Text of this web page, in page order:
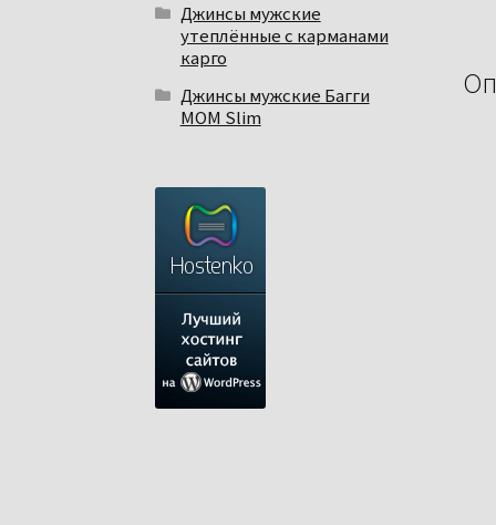
Джинсы мужские
утеплённые с карманами
карго
Джинсы мужские Багги
МОМ Slim